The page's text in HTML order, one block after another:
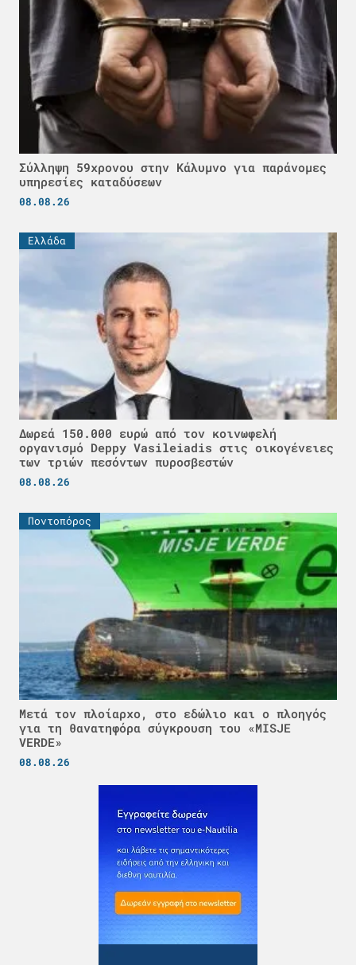
Σύλληψη 59χρονου στην Κάλυμνο για παράνομες
υπηρεσίες καταδύσεων
08.08.26
Ελλάδα
Δωρεά 150.000 ευρώ από τον κοινωφελή
οργανισμό Deppy Vasileiadis στις οικογένειες
των τριών πεσόντων πυροσβεστών
08.08.26
Ποντοπόρος
Μετά τον πλοίαρχο, στο εδώλιο και ο πλοηγός
για τη θανατηφόρα σύγκρουση του «MISJE
VERDE»
08.08.26